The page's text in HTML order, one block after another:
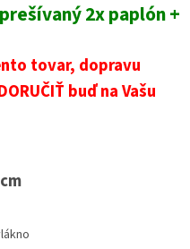
2x paplón +
tovar, dopravu
buď na Vašu